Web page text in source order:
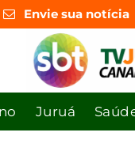
Envie sua notícia
Juruá